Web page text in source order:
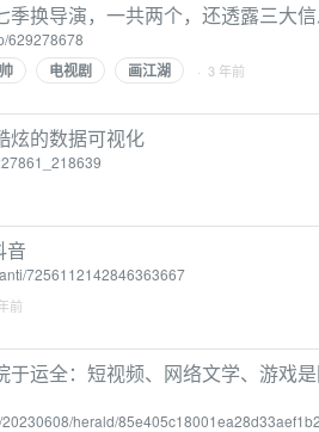
季换导演，一共两个，还透露三大
629278678
电视剧 画江湖 · 3 年前
炫的数据可视化
音
7256112142846363667
前
于运全：短视频、网络文学、游戏
herald/